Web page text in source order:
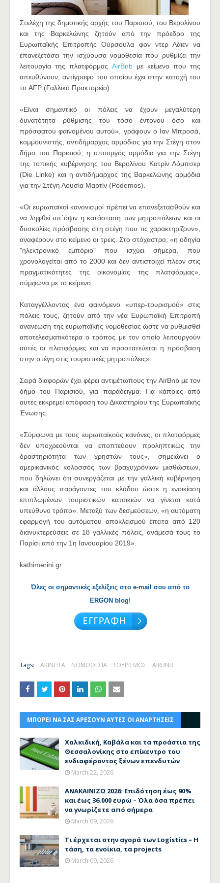
Στελέχη της δημοτικής αρχής του Παρισιού, του Βερολίνου
και της Βαρκελώνης ζητούν από την πρόεδρο της
Ευρωπαϊκής Επιτροπής Ούρσουλα φον ντερ Λάιεν να
επανεξετάσει την ισχύουσα νομοθεσία που ρυθμίζει την
λειτουργία της πλατφόρμας AirBnb με κείμενο που της
απευθύνουν, αντίγραφο του οποίου έχει στην κατοχή του
το AFP (Γαλλικό Πρακτορείο).
«Είναι σημαντικό οι πόλεις να έχουν μεγαλύτερη
δυνατότητα ρύθμισης του τόσο έντονου όσο και
πρόσφατου φαινομένου αυτού», γράφουν ο Ιαν Μπροσά,
κομμουνιστής, αντιδήμαρχος αρμόδιος για την Στέγη στον
δήμο του Παρισιού, η υπουργός αρμόδια για την Στέγη
της τοπικής κυβέρνησης του Βερολίνου Κατρίν Λόμπσερ
(Die Linke) και η αντιδήμαρχος της Βαρκελώνης αρμόδια
για την Στέγη Λουσία Μαρτίν (Podemos).
«Οι ευρωπαϊκοί κανονισμοί πρέπει να επανεξετασθούν και
να ληφθεί υπ΄όψιν η κατάσταση των μητροπόλεων και οι
δυσκολίες πρόσβασης στη στέγη που τις χαρακτηρίζουν»,
αναφέρουν στο κείμενο οι τρεις. Στο στόχαστρο, «η οδηγία
"ηλεκτρονικό εμπόριο" που ισχύει σήμερα, που
χρονολογείται από το 2000 και δεν αντιστοιχεί πλέον στις
πραγματικότητες της οικονομίας της πλατφόρμας»,
σύμφωνα με το κείμενο.
Καταγγέλλοντας ένα φαινόμενο «υπερ-τουρισμού» στις
πόλεις τους, ζητούν από την νέα Ευρωπαϊκή Επιτροπή
ανανέωση της ευρωπαϊκής νομοθεσίας ώστε να ρυθμισθεί
αποτελεσματικότερα ο τρόπος με τον οποίο λειτουργούν
αυτές οι πλατφόρμες και να προστατεύεται η πρόσβαση
στην στέγη στις τουριστικές μητροπόλεις».
Σειρά διαφορών έχει φέρει αντιμέτωπους την AirBnb με τον
δήμο του Παρισιού, για παράδειγμα. Για κάποιες από
αυτές εκκρεμεί απόφαση του Δικαστηρίου της Ευρωπαϊκής
Ένωσης.
«Σύμφωνα με τους ευρωπαϊκούς κανόνες, οι πλατφόρμες
δεν υποχρεούνται να εποπτεύουν προληπτικώς την
δραστηριότητα των χρηστών τους», σημειώνει ο
αμερικανικός κολοσσός των βραχυχρόνιων μισθώσεων,
που δηλώνει ότι συνεργάζεται με την γαλλική κυβέρνηση
και άλλους παράγοντες του κλάδου ώστε η ενοικίαση
επιπλωμένων τουριστικών κατοικιών να γίνεται κατά
υπεύθυνο τρόπο». Μεταξύ των δεσμεύσεων, «η αυτόματη
εφαρμογή του αυτόματου αποκλεισμού έπειτα από 120
διανυκτερεύσεις σε 18 γαλλικές πόλεις, ανάμεσά τους το
Παρίσι από την 1η Ιανουαρίου 2019».
kathimerini.gr
Όλες οι σημαντικές εξελίξεις στο e-mail σου από το
ERGON blog!
Tags: ΑΚΙΝΗΤΑ ΝΟΜΟΘΕΣΙΑ ΤΟΥΡΙΣΜΟΣ AIRBNB
ΜΠΟΡΕΙ ΝΑ ΣΑΣ ΑΡΕΣΟΥΝ ΑΥΤΕΣ ΟΙ ΑΝΑΡΤΗΣΕΙΣ
Χαλκιδική, Καβάλα και τα προάστια της
Θεσσαλονίκης στο επίκεντρο του
ενδιαφέροντος ξένων επενδυτών
March 22, 2026
ΑΝΑΚΑΙΝΙΖΩ 2026: Επιδότηση έως 90%
και έως 36.000 ευρώ – Όλα όσα πρέπει
να γνωρίζετε από σήμερα
March 09, 2026
Τι έρχεται στην αγορά των Logistics – Η
τάση, τα ενοίκια, τα projects
March 09, 2026